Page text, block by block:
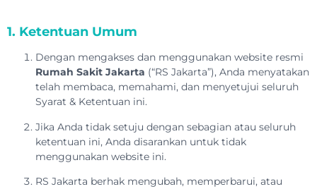
1. Ketentuan Umum
Dengan mengakses dan menggunakan website resmi
Rumah Sakit Jakarta (“RS Jakarta”), Anda menyatakan
telah membaca, memahami, dan menyetujui seluruh
Syarat & Ketentuan ini.
Jika Anda tidak setuju dengan sebagian atau seluruh
ketentuan ini, Anda disarankan untuk tidak
menggunakan website ini.
RS Jakarta berhak mengubah, memperbarui, atau